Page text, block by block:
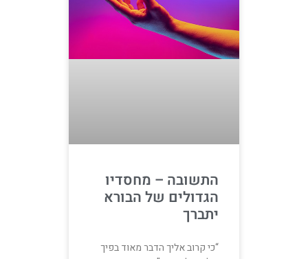
התשובה – מחסדיו
הגדולים של הבורא
יתברך
“כי קרוב אליך הדבר מאוד בפיך